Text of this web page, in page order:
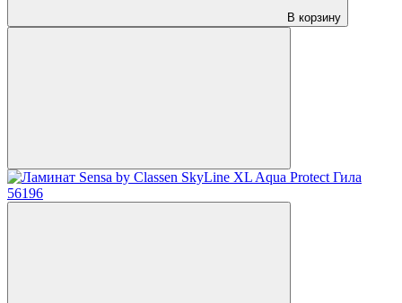
В корзину